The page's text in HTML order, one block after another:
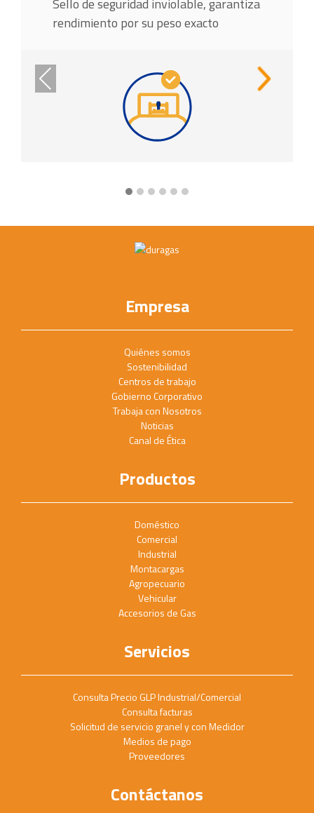
rendimiento por su peso exacto
Previous Next
Empresa
Quiénes somos
Sostenibilidad
Centros de trabajo
Gobierno Corporativo
Trabaja con Nosotros
Noticias
Canal de Ética
Productos
Doméstico
Comercial
Industrial
Montacargas
Agropecuario
Vehicular
Accesorios de Gas
Servicios
Consulta Precio GLP Industrial/Comercial
Consulta facturas
Solicitud de servicio granel y con Medidor
Medios de pago
Proveedores
Contáctanos